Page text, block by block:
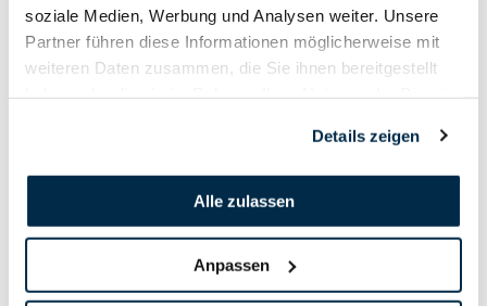
soziale Medien, Werbung und Analysen weiter. Unsere
Partner führen diese Informationen möglicherweise mit
weiteren Daten zusammen, die Sie ihnen bereitgestellt
Details zeigen
Alle zulassen
Anpassen